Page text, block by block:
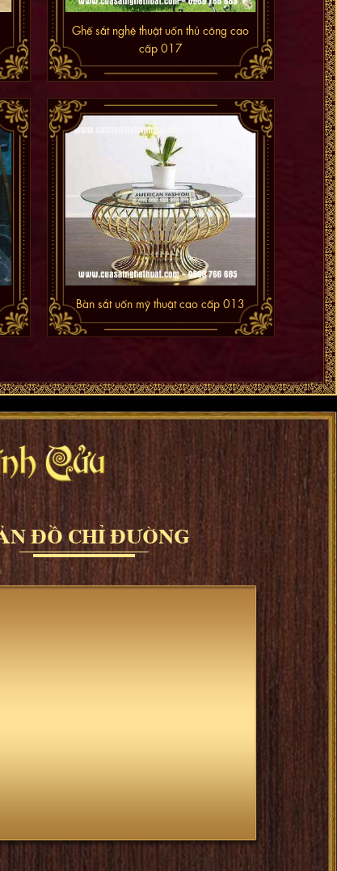
Ghế sắt nghệ thuật uốn thủ công cao
cấp 017
Bàn sắt uốn mỹ thuật cao cấp 013